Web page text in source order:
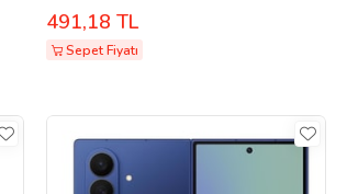
Type-C Galaxy S23 S22 S20 FE S21
Ultra Z Fold 3 Z Flip A53 A54
uyumlu...,,Türkiye Garantilidir) (Siyah -
491,18 TL
Sepet Fiyatı